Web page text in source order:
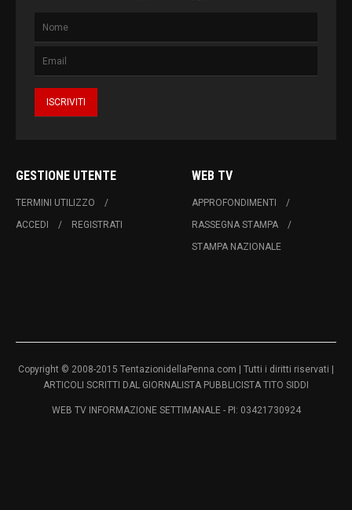
GESTIONE UTENTE
TERMINI UTILIZZO
ACCEDI
REGISTRATI
WEB TV
APPROFONDIMENTI
RASSEGNA STAMPA
STAMPA NAZIONALE
Copyright © 2008-2015 TentazionidellaPenna.com | Tutti i diritti riservati |
ARTICOLI SCRITTI DAL GIORNALISTA PUBBLICISTA TITO SIDDI
WEB TV INFORMAZIONE SETTIMANALE - PI: 03421730924